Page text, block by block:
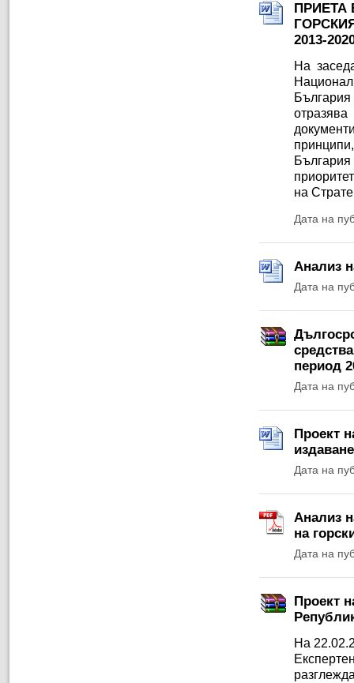
ПРИЕТА
2013-
На
на
Дата на
Анализ
Дата на
период
Дата на
Проект
Дата на
Анализ
на
Дата на
Проект
На